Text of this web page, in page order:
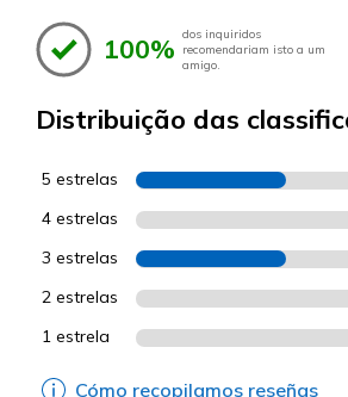
100% dos inquiridos
recomendariam isto a um
amigo.
Distribuição das
5 estrelas
4 estrelas
3 estrelas
2 estrelas
1 estrela
Cómo recopilamos reseñas